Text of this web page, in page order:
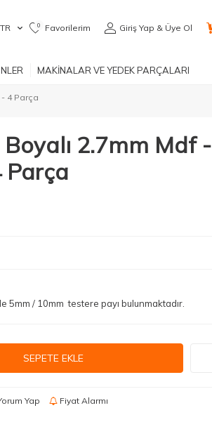
TR 0 Favorilerim Giriş Yap & Üye Ol
MAKİNALAR VE YEDEK PARÇALARI
- 4 Parça
Boyalı 2.7mm Mdf -
5mm / 10mm testere payı bulunmaktadır.
SEPETE EKLE
Yap Fiyat Alarmı